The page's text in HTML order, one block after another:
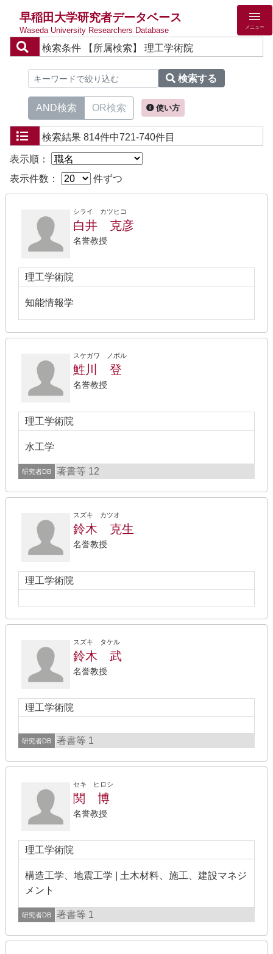
早稲田大学研究者データベース
Waseda University Researchers Database メニュー
検索条件 【所属検索】 理工学術院
検索する
AND検索 OR検索 使い方
検索結果 814件中721-740件目
表示順：
表示件数：
件ずつ
シライ カツヒコ
白井 克彦
名誉教授
理工学術院
知能情報学
スケガワ ノボル
鮏川 登
名誉教授
理工学術院
水工学
研究者DB 著書等 12
スズキ カツオ
鈴木 克生
名誉教授
理工学術院
スズキ タケル
鈴木 武
名誉教授
理工学術院
研究者DB 著書等 1
セキ ヒロシ
関 博
名誉教授
理工学術院
構造工学、地震工学 | 土木材料、施工、建設マネジ
メント
研究者DB 著書等 1